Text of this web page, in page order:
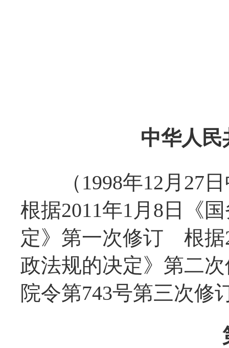
中华人
（1998年12月
根据2011年1月8日《
定》第一次修订 根据
政法规的决定》第二
院令第743号第三次修